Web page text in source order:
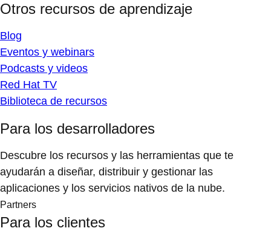
Otros recursos de aprendizaje
Blog
Eventos y webinars
Podcasts y videos
Red Hat TV
Biblioteca de recursos
Para los desarrolladores
Descubre los recursos y las herramientas que te
ayudarán a diseñar, distribuir y gestionar las
aplicaciones y los servicios nativos de la nube.
Partners
Para los clientes